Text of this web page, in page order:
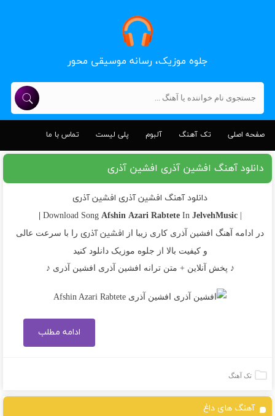
جلوه موزیک، رسانه موسیقی محور
صفحه اصلی تک آهنگ آلبوم پلی لیست تماس با ما
دانلود آهنگ افشین آذری افشین آذری
دانلود آهنگ افشین آذری افشین آذری
| Download Song
Afshin Azari RabteteIn JelvehMusic |
در ادامه آهنگ افشین آذری کاری زیبا از افشین آذریرا با سرعت عالی
و کیفیت بالا از جلوه موزیک دانلود کنید
♪ پخش آنلاین + متن ترانه افشین آذری افشین آذری ♪
ادامه مطلب
تک آهنگ
آهنگ های داغ